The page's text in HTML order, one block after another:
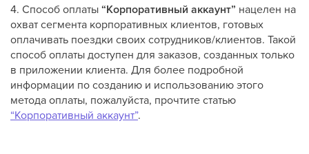
4. Способ оплаты“Корпоративный аккаунт” нацелен на
охват сегмента корпоративных клиентов, готовых
оплачивать поездки своих сотрудников/клиентов. Такой
способ оплаты доступен для заказов, созданных только
в приложении клиента. Для более подробной
информации по созданию и использованию этого
метода оплаты, пожалуйста, прочтите статью
“Корпоративный аккаунт”.